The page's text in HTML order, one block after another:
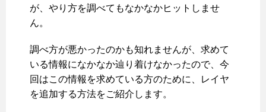
が、やり方を調べてもなかなかヒットしませ
ん。
調べ方が悪かったのかも知れませんが、求めて
いる情報になかなか辿り着けなかったので、今
回はこの情報を求めている方のために、レイヤ
を追加する方法をご紹介します。